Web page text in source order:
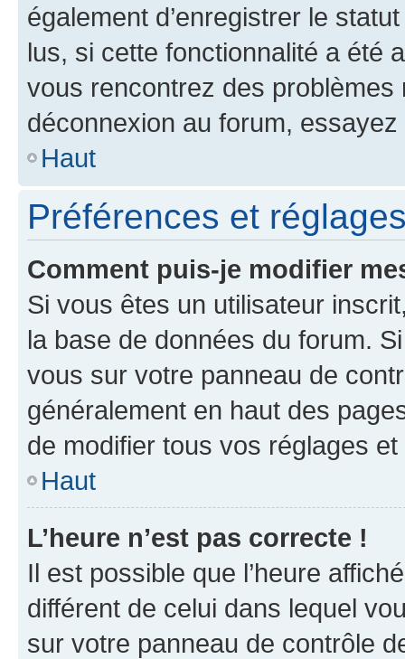
également d’enregistrer le
lus, si cette fonctionnalité a été
vous rencontrez des
déconnexion au forum,
Haut
Préférences et
Comment puis-je modifier
Si vous êtes un utilisateur
la base de données du forum.
vous sur votre panneau de
généralement en haut des
de modifier tous vos réglages
Haut
L’heure n’est pas correcte !
Il est possible que l’heure
différent de celui dans lequel
sur votre panneau de contrôle